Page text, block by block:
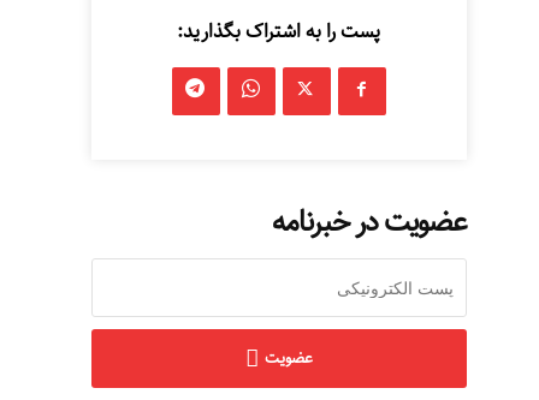
پست را به اشتراک بگذارید:
عضویت در خبرنامه
عضویت